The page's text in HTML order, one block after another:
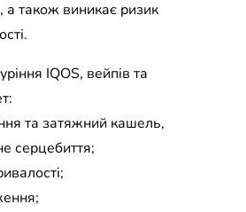
а також виникає ризик
IQOS, вейпів та
та затяжний кашель,
серцебиття;